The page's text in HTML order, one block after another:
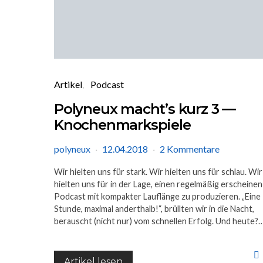
Artikel Podcast
Polyneux macht’s kurz 3 —
Knochenmarkspiele
polyneux 12.04.2018 2 Kommentare
Wir hielten uns für stark. Wir hielten uns für schlau. Wir
hielten uns für in der Lage, einen regelmäßig
Podcast mit kompakter Lauflänge zu produzieren. „Eine
Stunde, maximal anderthalb!“, brüllten wir in die Nacht,
berauscht (nicht nur) vom schnellen Erfolg. Und